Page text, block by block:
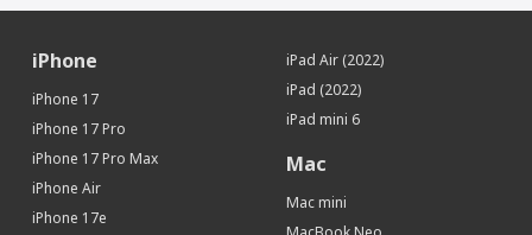
iPhone
iPhone 17
iPhone 17 Pro
iPhone 17 Pro Max
iPhone Air
iPhone 17e
iPad Air (2022)
iPad (2022)
iPad mini 6
Mac
Mac mini